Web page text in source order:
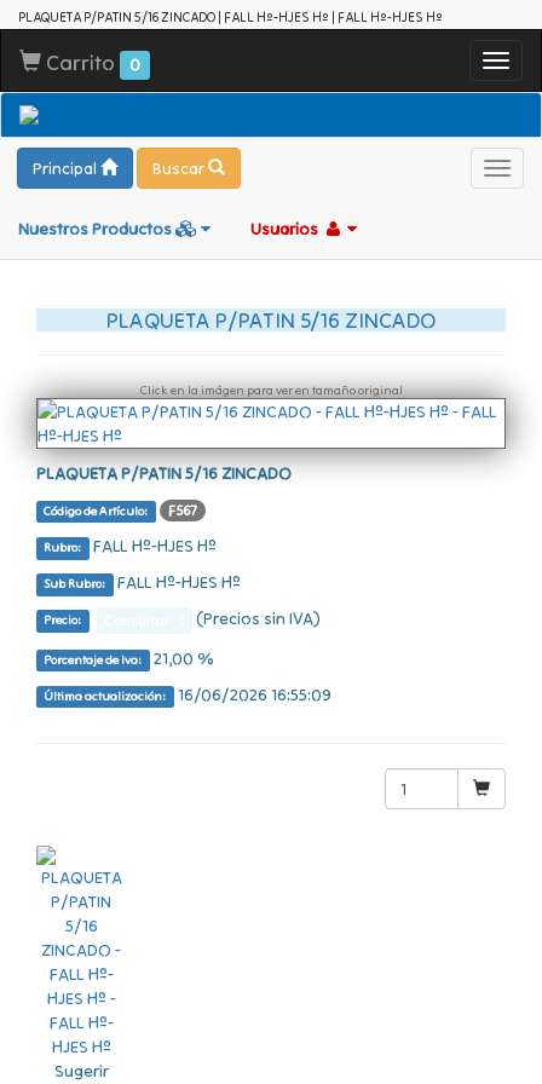
PLAQUETA P/PATIN 5/16 ZINCADO | FALL Hº-HJES Hº | FALL Hº-HJES Hº
Carrito 0
Principal Buscar
Nuestros Productos Usuarios
PLAQUETA P/PATIN 5/16 ZINCADO
Click en la imágen para ver en tamaño original
PLAQUETA P/PATIN 5/16 ZINCADO
Código de Artículo: F567
Rubro: FALL Hº-HJES Hº
Sub Rubro: FALL Hº-HJES Hº
Precio: (Precios sin IVA)
Porcentaje de Iva: 21,00 %
Última actualización: 16/06/2026 16:55:09
Sugerir